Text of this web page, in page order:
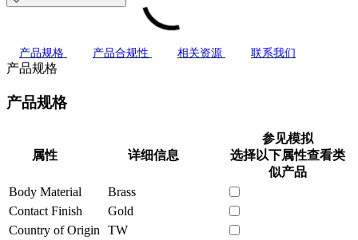
产品规格 产品合规性 相关资源 联系我们
产品规格
产品规格
属性 详细信息
参见模拟
选择以下属性查看类
似产品
Body Material
Brass
Contact Finish
Gold
Country of Origin
TW